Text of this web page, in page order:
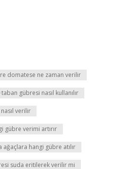
domatese ne zaman verilir
gübresi nasıl kullanılır
verilir
gübre verimi artırır
ağaçlara hangi gübre atılır
suda eritilerek verilir mi